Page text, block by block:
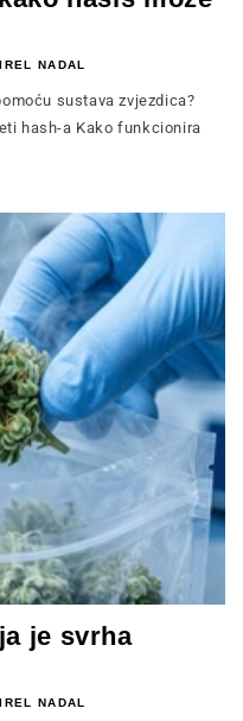
NADAL
sustava zvjezdica?
hash-a Kako funkcionira
je svrha
NADAL